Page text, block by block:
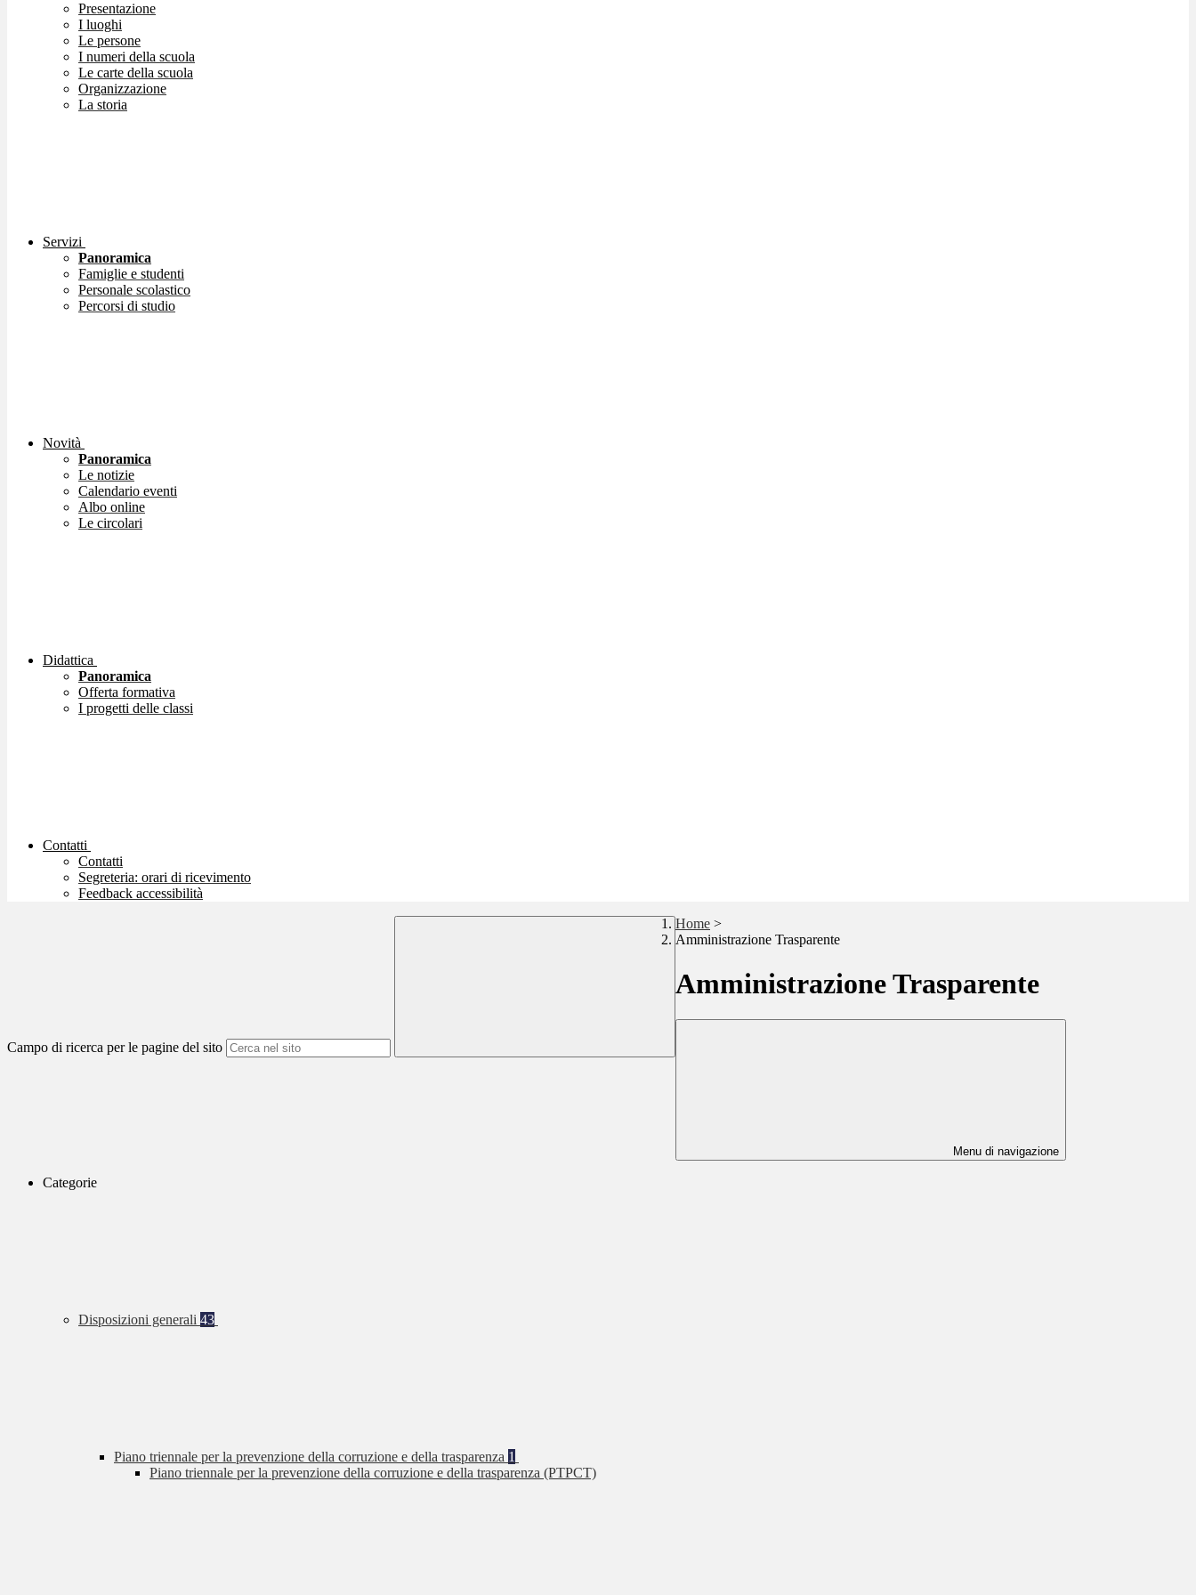
Presentazione
I luoghi
Le persone
I numeri della scuola
Le carte della scuola
Organizzazione
La storia
Servizi
Panoramica
Famiglie e studenti
Personale scolastico
Percorsi di studio
Novità
Panoramica
Le notizie
Calendario eventi
Albo online
Le circolari
Didattica
Panoramica
Offerta formativa
I progetti delle classi
Contatti
Contatti
Segreteria: orari di ricevimento
Feedback accessibilità
Campo di ricerca per le pagine del sito
Home >
Amministrazione Trasparente
Amministrazione Trasparente
Menu di navigazione
Categorie
Disposizioni generali 43
Piano triennale per la prevenzione della corruzione e della trasparenza 1
Piano triennale per la prevenzione della corruzione e della trasparenza (PTPCT)